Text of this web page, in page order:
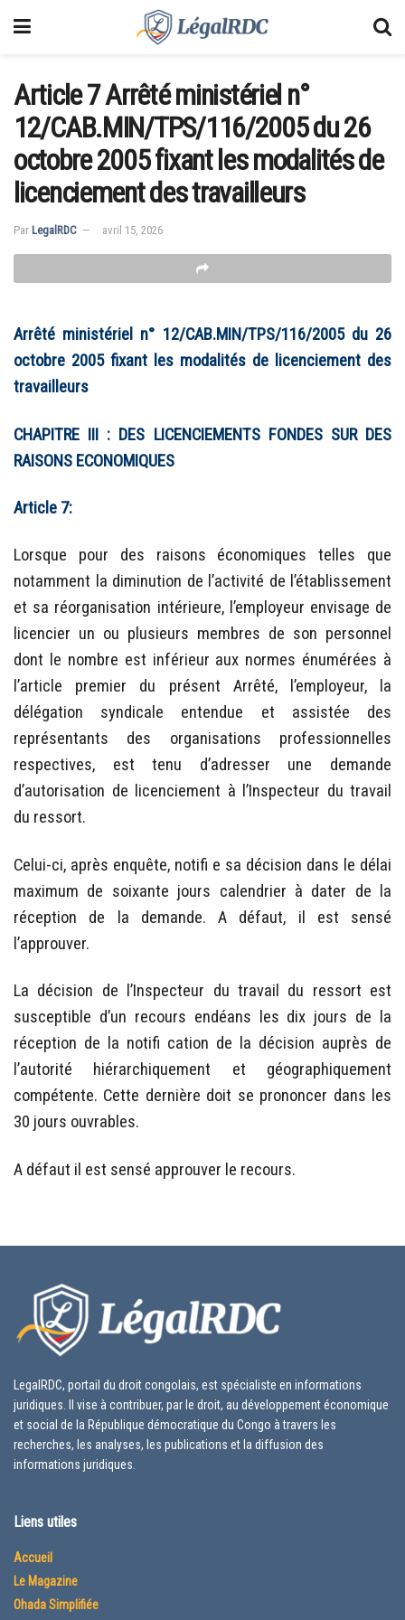
Article 7 Arrêté ministériel n°
12/CAB.MIN/TPS/116/2005 du 26
octobre 2005 fixant les modalités de
licenciement des travailleurs
Par LegalRDC avril 15, 2026
Arrêté ministériel n° 12/CAB.MIN/TPS/116/2005 du 26
octobre 2005 fixant les modalités de licenciement des
travailleurs
CHAPITRE III : DES LICENCIEMENTS FONDES SUR DES
RAISONS ECONOMIQUES
Article 7:
Lorsque pour des raisons économiques telles que
notamment la diminution de l’activité de l’établissement
et sa réorganisation intérieure, l’employeur envisage de
licencier un ou plusieurs membres de son personnel
dont le nombre est inférieur aux normes énumérées à
l’article premier du présent Arrêté, l’employeur, la
délégation syndicale entendue et assistée des
représentants des organisations professionnelles
respectives, est tenu d’adresser une demande
d’autorisation de licenciement à l’Inspecteur du travail
du ressort.
Celui-ci, après enquête, notifi e sa décision dans le délai
maximum de soixante jours calendrier à dater de la
réception de la demande. A défaut, il est sensé
l’approuver.
La décision de l’Inspecteur du travail du ressort est
susceptible d’un recours endéans les dix jours de la
réception de la notifi cation de la décision auprès de
l’autorité hiérarchiquement et géographiquement
compétente. Cette dernière doit se prononcer dans les
30 jours ouvrables.
A défaut il est sensé approuver le recours.
LegalRDC, portail du droit congolais, est spécialiste en informations
juridiques. Il vise à contribuer, par le droit, au développement économique
et social de la République démocratique du Congo à travers les
recherches, les analyses, les publications et la diffusion des
informations juridiques.
Liens utiles
Accueil
Le Magazine
Ohada Simplifiée